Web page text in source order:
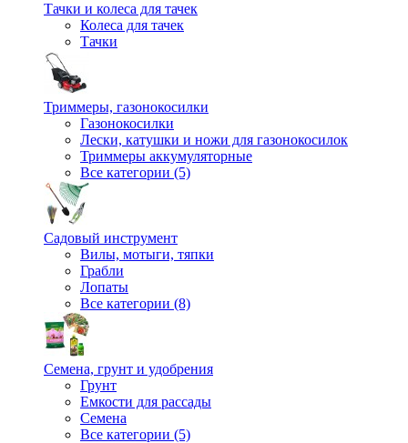
Тачки и колеса для тачек
Колеса для тачек
Тачки
Триммеры, газонокосилки
Газонокосилки
Лески, катушки и ножи для газонокосилок
Триммеры аккумуляторные
Все категории (5)
Садовый инструмент
Вилы, мотыги, тяпки
Грабли
Лопаты
Все категории (8)
Семена, грунт и удобрения
Грунт
Емкости для рассады
Семена
Все категории (5)